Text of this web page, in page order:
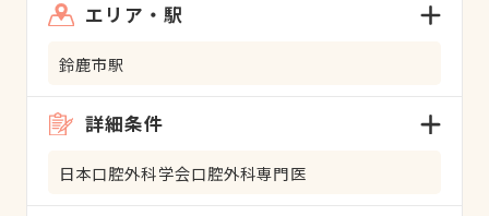
エリア・駅
鈴鹿市駅
詳細条件
日本口腔外科学会口腔外科専門医